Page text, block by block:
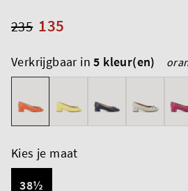
135
235
Verkrijgbaar in5 kleur(en)
Kies je maat
38½